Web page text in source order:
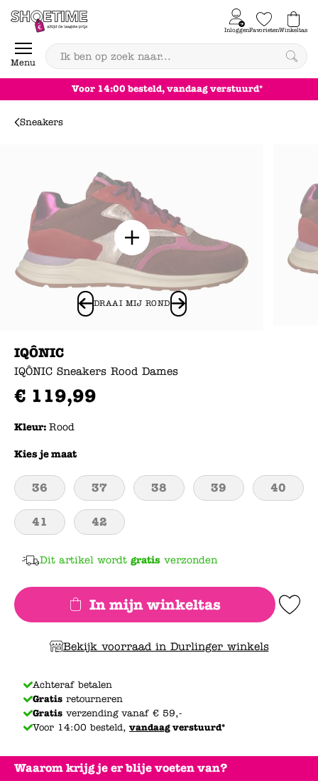
Skip to content
Menu
InloggenFavorietenWinkeltas
0
Achteraf betalen
Sneakers
DRAAI MIJ ROND
Waarom krijg je er blije voeten van?
IQÔNIC
IQÔNIC Sneakers Rood Dames
€ 119,99
Kleur: Rood
Kies je maat
36 37 38 39 40
41 42
Dit artikel wordt gratis verzonden
In mijn winkeltas Add to
Bekijk voorraad in Durlinger winkels
Achteraf betalen
Gratis retourneren
Gratis verzending vanaf € 59,-
Voor 14:00 besteld, vandaagverstuurd*